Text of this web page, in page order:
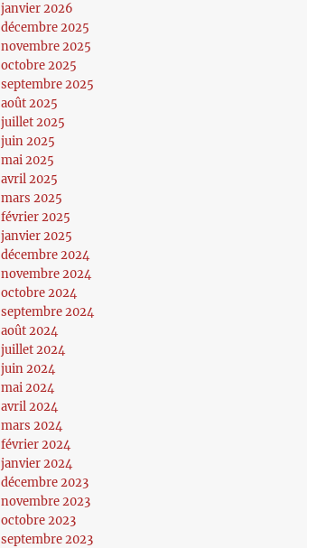
janvier 2026
décembre 2025
novembre 2025
octobre 2025
septembre 2025
août 2025
juillet 2025
juin 2025
mai 2025
avril 2025
mars 2025
février 2025
janvier 2025
décembre 2024
novembre 2024
octobre 2024
septembre 2024
août 2024
juillet 2024
juin 2024
mai 2024
avril 2024
mars 2024
février 2024
janvier 2024
décembre 2023
novembre 2023
octobre 2023
septembre 2023